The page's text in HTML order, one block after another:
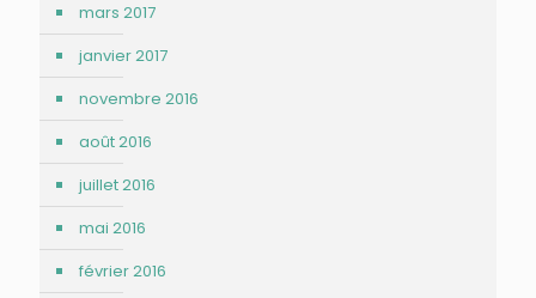
mars 2017
janvier 2017
novembre 2016
août 2016
juillet 2016
mai 2016
février 2016